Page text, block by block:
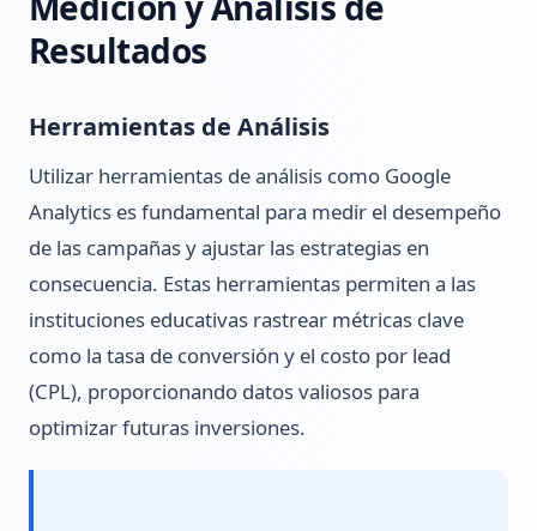
Resultados
Herramientas de Análisis
Utilizar herramientas de análisis como Google
Analytics es fundamental para medir el desempeño
de las campañas y ajustar las estrategias en
consecuencia. Estas herramientas permiten a las
instituciones educativas rastrear métricas clave
como la tasa de conversión y el costo por lead
(CPL), proporcionando datos valiosos para
optimizar futuras inversiones.